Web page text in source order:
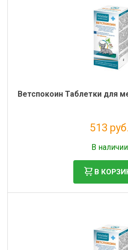
Ветспокоин Таблетки для
513 руб.
В наличии
В